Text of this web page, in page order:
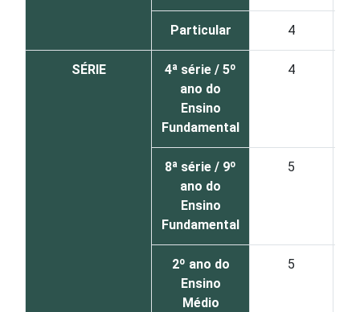
Particular 4
SÉRIE
4ª série / 5º
ano do
Ensino
Fundamental
4
8ª série / 9º
ano do
Ensino
Fundamental
5
2º ano do
Ensino
Médio
5